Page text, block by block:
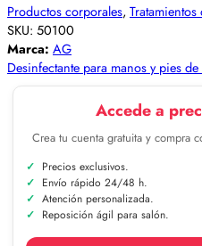
Productos corporales,
SKU: 50100
Marca: AG
Desinfectante para manos y pies
Accede a
Crea tu cuenta gratuita y compra
Precios exclusivos.
Envío rápido 24/48 h.
Atención personalizada.
Reposición ágil para salón.